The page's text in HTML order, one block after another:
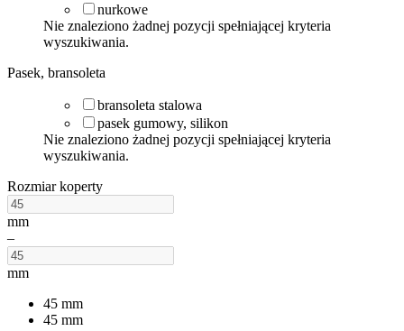
nurkowe
Nie znaleziono żadnej pozycji spełniającej kryteria
wyszukiwania.
Pasek, bransoleta
bransoleta stalowa
pasek gumowy, silikon
Nie znaleziono żadnej pozycji spełniającej kryteria
wyszukiwania.
Rozmiar koperty
mm
–
mm
45 mm
45 mm